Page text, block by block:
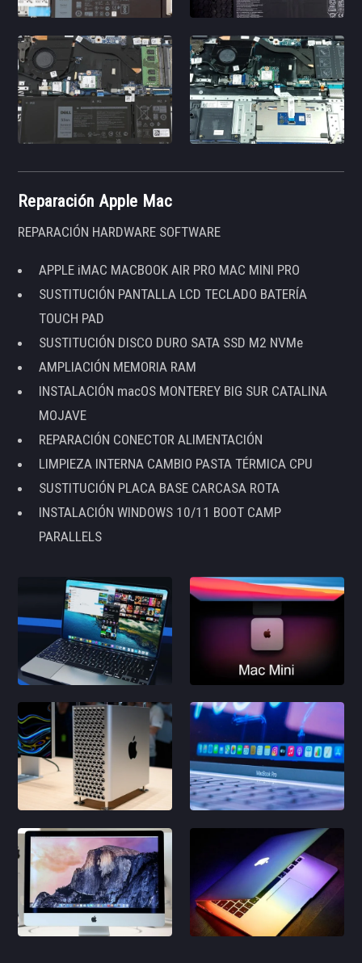
Reparación Apple Mac
REPARACIÓN HARDWARE SOFTWARE
APPLE iMAC MACBOOK AIR PRO MAC MINI PRO
SUSTITUCIÓN PANTALLA LCD TECLADO BATERÍA
TOUCH PAD
SUSTITUCIÓN DISCO DURO SATA SSD M2 NVMe
AMPLIACIÓN MEMORIA RAM
INSTALACIÓN macOS MONTEREY BIG SUR CATALINA
MOJAVE
REPARACIÓN CONECTOR ALIMENTACIÓN
LIMPIEZA INTERNA CAMBIO PASTA TÉRMICA CPU
SUSTITUCIÓN PLACA BASE CARCASA ROTA
INSTALACIÓN WINDOWS 10/11 BOOT CAMP
PARALLELS